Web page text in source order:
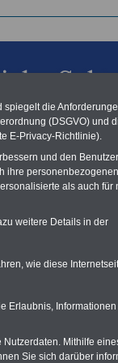
Vize:
nicht
die
(DSGVO) und
E-Privacy-Richtlinie).
und den
ihre
als auch für
weitere Details in der
wie diese
Erlaubnis,
Mithilfe
Sie sich darüber